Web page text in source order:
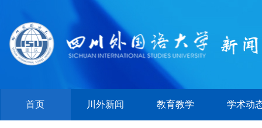
首页 川外新闻 教育教学 学术动